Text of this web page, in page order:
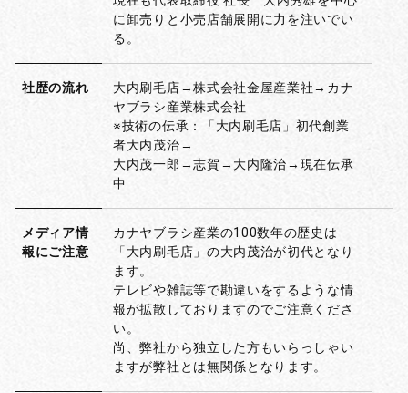
に卸売りと小売店舗展開に力を注いでい
る。
社歴の流れ
大内刷毛店→株式会社金屋産業社→カナ
ヤブラシ産業株式会社
※技術の伝承：「大内刷毛店」初代創業
者大内茂治→
大内茂一郎→志賀→大内隆治→現在伝承
中
メディア情
報にご注意
カナヤブラシ産業の100数年の歴史は
「大内刷毛店」の大内茂治が初代となり
ます。
テレビや雑誌等で勘違いをするような情
報が拡散しておりますのでご注意くださ
い。
尚、弊社から独立した方もいらっしゃい
ますが弊社とは無関係となります。